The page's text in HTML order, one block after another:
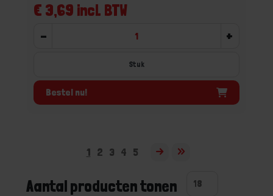
€ 3,69 incl. BTW
- +
Stuk
Bestel nu!
1 2 3 4 5
Aantal producten tonen